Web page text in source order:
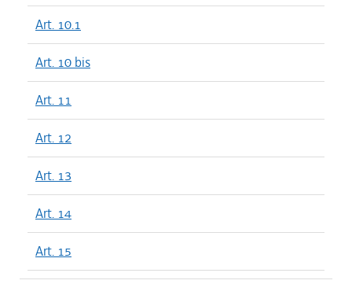
Art. 10.1
Art. 10 bis
Art. 11
Art. 12
Art. 13
Art. 14
Art. 15